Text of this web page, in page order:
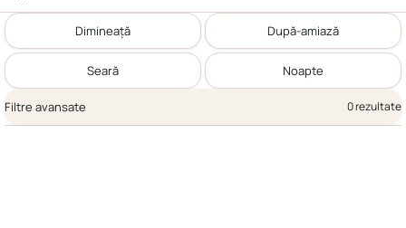
Dimineață După-amiază
Seară Noapte
Filtre avansate 0 rezultate